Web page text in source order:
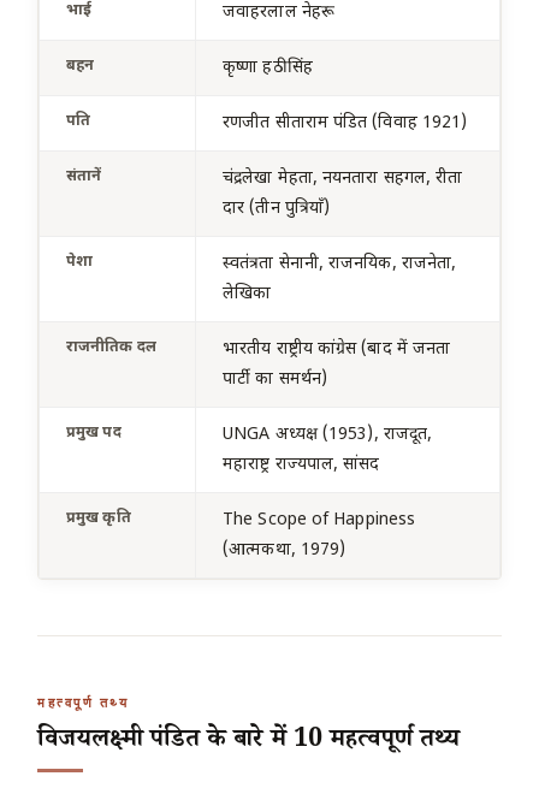
भाई जवाहरलाल नेहरू
बहन कृष्णा हठीसिंह
पति रणजीत सीताराम पंडित (विवाह 1921)
संतानें
चंद्रलेखा मेहता, नयनतारा सहगल, रीता
दार (तीन पुत्रियाँ)
पेशा
स्वतंत्रता सेनानी, राजनयिक, राजनेता,
लेखिका
राजनीतिक दल
भारतीय राष्ट्रीय कांग्रेस (बाद में जनता
पार्टी का समर्थन)
प्रमुख पद
UNGA अध्यक्ष (1953), राजदूत,
महाराष्ट्र राज्यपाल, सांसद
प्रमुख कृति
The Scope of Happiness
(आत्मकथा, 1979)
महत्वपूर्ण तथ्य
विजयलक्ष्मी पंडित के बारे में 10 महत्वपूर्ण तथ्य